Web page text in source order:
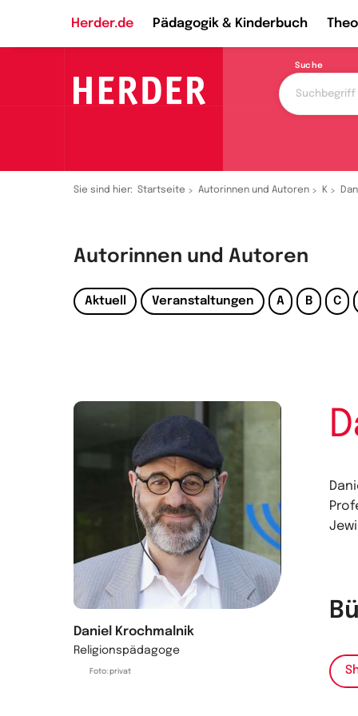
Herder.de Pädagogik & Kinderbuch
Suche
Sie sind hier: Startseite Autorinnen und Autoren K
Autorinnen und Autoren
Aktuell Veranstaltungen A B C
Daniel Krochmalnik
Religionspädagoge
Foto: privat